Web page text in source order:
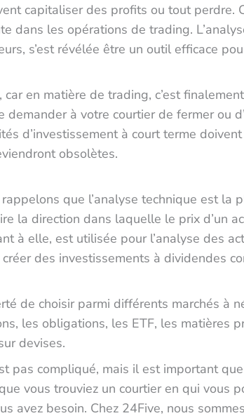
capitaliser des profits ou tout perdre.
dans les opérations de trading.
s’est révélée être un outil efficace
en matière de trading, c’est
demander à votre courtier de fermer ou
d’investissement à court terme
obsolètes.
que l’analyse technique est la
la direction dans laquelle le prix d’un
à elle, est utilisée pour l’analyse des
des investissements à dividendes
de choisir parmi différents marchés à
les obligations, les ETF, les matières
devises.
pas compliqué, mais il est important
vous trouviez un courtier en qui vous
avez besoin. Chez 24Five, nous